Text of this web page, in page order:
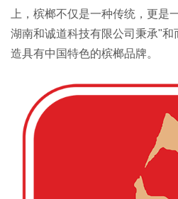
上，槟榔不仅是一种传统，更是
湖南和诚道科技有限公司秉承"
造具有中国特色的槟榔品牌。